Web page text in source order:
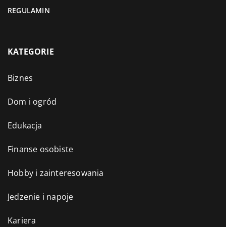
REGULAMIN
KATEGORIE
Biznes
Dom i ogród
Edukacja
Finanse osobiste
Hobby i zainteresowania
Jedzenie i napoje
Kariera